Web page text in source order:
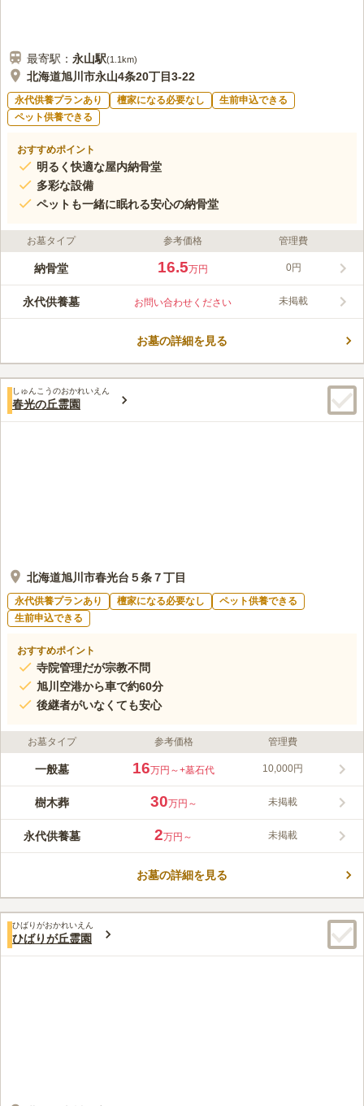
最寄駅： 永山駅(1.1km)
北海道旭川市永山4条20丁目3-22
永代供養プランあり 檀家になる必要なし
生前申込できる
ペット供養できる
おすすめポイント
明るく快適な屋内納骨堂
多彩な設備
ペットも一緒に眠れる安心の納骨堂
お墓タイプ 参考価格 管理費
納骨堂 16.5万円 0円
永代供養墓 お問い合わせください 未掲載
お墓の詳細を見る
しゅんこうのおかれいえん
春光の丘霊園
北海道旭川市春光台５条７丁目
永代供養プランあり 檀家になる必要なし
ペット供養できる
生前申込できる
おすすめポイント
寺院管理だが宗教不問
旭川空港から車で約60分
後継者がいなくても安心
お墓タイプ 参考価格 管理費
一般墓 16万円～+墓石代 10,000円
樹木葬 30万円～ 未掲載
永代供養墓 2万円～ 未掲載
お墓の詳細を見る
ひばりがおかれいえん
ひばりが丘霊園